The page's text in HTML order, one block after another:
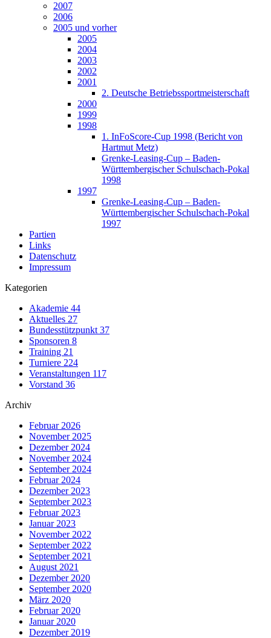
2007
2006
2005 und vorher
2005
2004
2003
2002
2001
2. Deutsche Betriebssportmeisterschaft
2000
1999
1998
1. InFoScore-Cup 1998 (Bericht von
Hartmut Metz)
Grenke-Leasing-Cup – Baden-
Württembergischer Schulschach-Pokal
1998
1997
Grenke-Leasing-Cup – Baden-
Württembergischer Schulschach-Pokal
1997
Partien
Links
Datenschutz
Impressum
Kategorien
Akademie 44
Aktuelles 27
Bundesstützpunkt 37
Sponsoren 8
Training 21
Turniere 224
Veranstaltungen 117
Vorstand 36
Archiv
Februar 2026
November 2025
Dezember 2024
November 2024
September 2024
Februar 2024
Dezember 2023
September 2023
Februar 2023
Januar 2023
November 2022
September 2022
September 2021
August 2021
Dezember 2020
September 2020
März 2020
Februar 2020
Januar 2020
Dezember 2019